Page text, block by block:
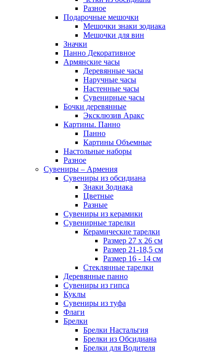
Разное
Подарочные мешочки
Мешочки знаки зодиака
Мешочки для вин
Значки
Панно Декоративное
Армянские часы
Деревянные часы
Наручные часы
Настенные часы
Сувенирные часы
Бочки деревянные
Эксклюзив Аракс
Картины. Панно
Панно
Картины Объемные
Настольные наборы
Разное
Сувениры – Армения
Сувениры из обсидиана
Знаки Зодиака
Цветные
Разные
Сувениры из керамики
Сувенирные тарелки
Керамические тарелки
Размер 27 х 26 см
Размер 21-18,5 см
Размер 16 - 14 см
Стеклянные тарелки
Деревянные панно
Сувениры из гипса
Куклы
Сувениры из туфа
Флаги
Брелки
Брелки Настальгия
Брелки из Обсидиана
Брелки для Водителя